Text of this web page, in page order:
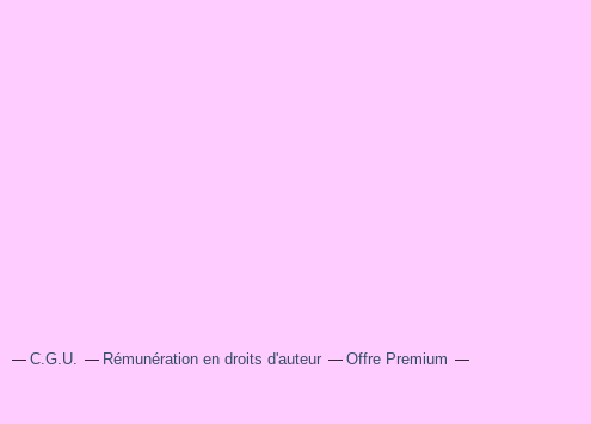
C.G.U. Rémunération en droits d'auteur
Offre Premium